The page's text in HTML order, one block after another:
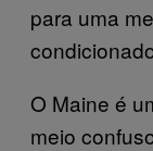
para uma
O Maine é
meio